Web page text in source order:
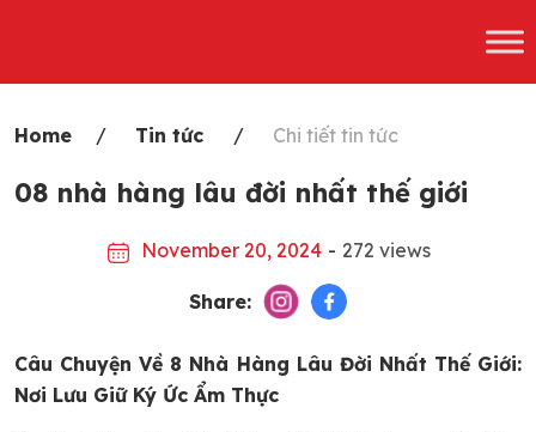
Home Tin tức Chi tiết tin tức
08 nhà hàng lâu đời nhất thế giới
November 20, 2024 - 272 views
Share:
Câu Chuyện Về 8 Nhà Hàng Lâu Đời Nhất Thế Giới:
Nơi Lưu Giữ Ký Ức Ẩm Thực